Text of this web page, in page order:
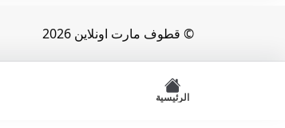
© قطوف مارت اونلاين 2026
الرئيسية